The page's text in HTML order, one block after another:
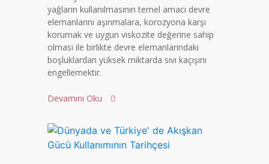
yağların kullanılmasının temel amacı devre
elemanlarını aşınmalara, korozyona karşı
korumak ve uygun viskozite değerine sahip
olması ile birlikte devre elemanlarındaki
boşluklardan yüksek miktarda sıvı kaçışını
engellemektir.
Devamını Oku